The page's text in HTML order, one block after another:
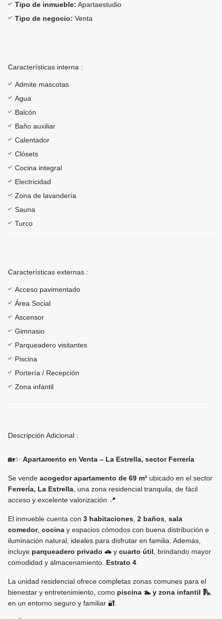
Tipo de inmueble: Apartaestudio
Tipo de negocio: Venta
Características interna :
Admite mascotas
Agua
Balcón
Baño auxiliar
Calentador
Clósets
Cocina integral
Electricidad
Zona de lavandería
Sauna
Turco
Características externas :
Acceso pavimentado
Área Social
Ascensor
Gimnasio
Parqueadero visitantes
Piscina
Portería / Recepción
Zona infantil
Descripción Adicional :
🏡✨ Apartamento en Venta – La Estrella, sector Ferrería
Se vende acogedor apartamento de 69 m² ubicado en el sector
Ferrería, La Estrella , una zona residencial tranquila, de fácil
acceso y excelente valorización 📍.
El inmueble cuenta con 3 habitaciones 2 baños sala
comedor, cocina y espacios cómodos con buena distribución e
iluminación natural, ideales para disfrutar en familia. Además,
incluye parqueadero privado 🚗 y cuarto útil , brindando mayor
comodidad y almacenamiento. Estrato 4
La unidad residencial ofrece completas zonas comunes para el
bienestar y entretenimiento, como piscina 🏊 y zona infantil 🛝,
en un entorno seguro y familiar 🔐.